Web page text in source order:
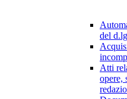
del
Atti
opere,